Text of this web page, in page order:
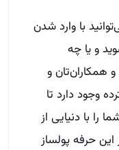
با وارد شدن
و یا چه
همکاران‌تان و
وجود دارد تا
را با دنیایی از
حرفه پولساز